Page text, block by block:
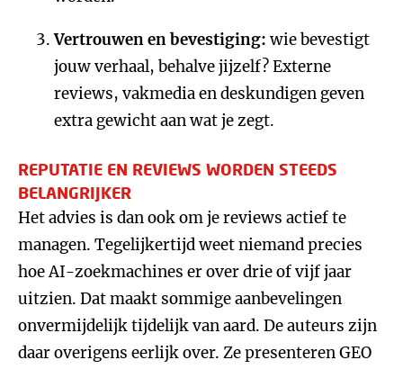
Vertrouwen en bevestiging: wie bevestigt
jouw verhaal, behalve jijzelf? Externe
reviews, vakmedia en deskundigen geven
extra gewicht aan wat je zegt.
REPUTATIE EN REVIEWS WORDEN STEEDS
BELANGRIJKER
Het advies is dan ook om je reviews actief te
managen. Tegelijkertijd weet niemand precies
hoe AI-zoekmachines er over drie of vijf jaar
uitzien. Dat maakt sommige aanbevelingen
onvermijdelijk tijdelijk van aard. De auteurs zijn
daar overigens eerlijk over. Ze presenteren GEO